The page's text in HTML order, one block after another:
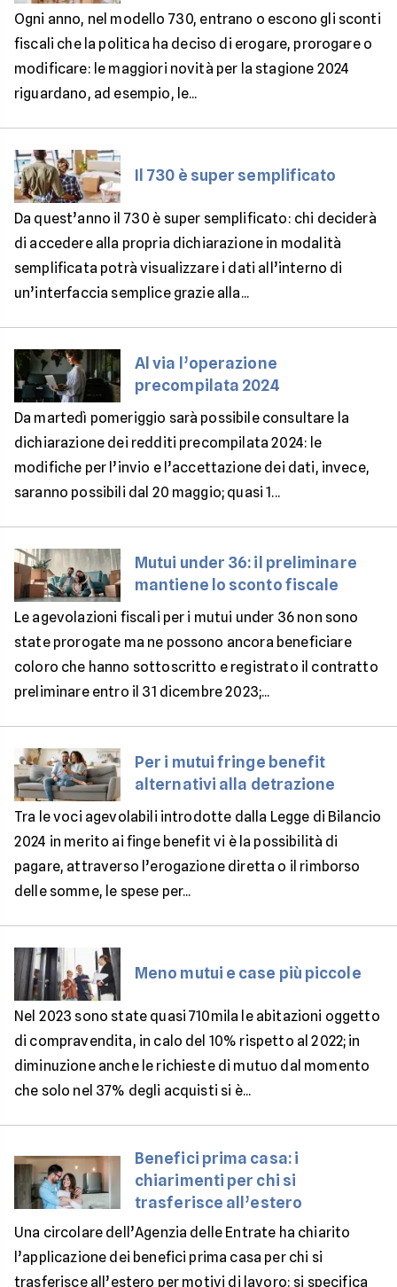
Ogni anno, nel modello 730, entrano o escono gli sconti
fiscali che la politica ha deciso di erogare, prorogare o
modificare: le maggiori novità per la stagione 2024
riguardano, ad esempio, le...
Il 730 è super semplificato
Da quest’anno il 730 è super semplificato: chi deciderà
di accedere alla propria dichiarazione in modalità
semplificata potrà visualizzare i dati all’interno di
un’interfaccia semplice grazie alla...
Al via l’operazione
precompilata 2024
Da martedì pomeriggio sarà possibile consultare la
dichiarazione dei redditi precompilata 2024: le
modifiche per l’invio e l’accettazione dei dati, invece,
saranno possibili dal 20 maggio; quasi 1...
Mutui under 36: il preliminare
mantiene lo sconto fiscale
Le agevolazioni fiscali per i mutui under 36 non sono
state prorogate ma ne possono ancora beneficiare
coloro che hanno sottoscritto e registrato il contratto
preliminare entro il 31 dicembre 2023;...
Per i mutui fringe benefit
alternativi alla detrazione
Tra le voci agevolabili introdotte dalla Legge di Bilancio
2024 in merito ai finge benefit vi è la possibilità di
pagare, attraverso l’erogazione diretta o il rimborso
delle somme, le spese per...
Meno mutui e case più piccole
Nel 2023 sono state quasi 710mila le abitazioni oggetto
di compravendita, in calo del 10% rispetto al 2022; in
diminuzione anche le richieste di mutuo dal momento
che solo nel 37% degli acquisti si è...
Benefici prima casa: i
chiarimenti per chi si
trasferisce all’estero
Una circolare dell’Agenzia delle Entrate ha chiarito
l’applicazione dei benefici prima casa per chi si
trasferisce all’estero per motivi di lavoro: si specifica